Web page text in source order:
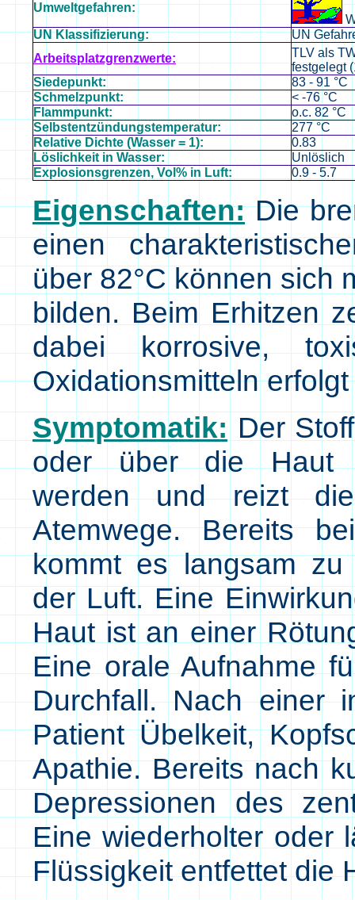
Umweltgefahren:
UN Klassifizierung:
UN
Arbeitsplatzgrenzwerte:
TLV als
festgelegt
Siedepunkt:
83 - 91 °C
Schmelzpunkt:
< -76 °C
Flammpunkt:
o.c. 82 °C
Selbstentzündungstemperatur:
277 °C
Relative Dichte (Wasser = 1):
0.83
Löslichkeit in Wasser:
Unlöslich
Explosionsgrenzen, Vol% in Luft:
0.9 - 5.7
Eigenschaften:Die
einen
über 82°C können sich
bilden. Beim Erhitzen
dabei korrosive,
Oxidationsmitteln
Symptomatik:Der
oder über die Haut
werden und reizt
Atemwege. Bereits
kommt es langsam zu
der Luft. Eine
Haut ist an einer
Eine orale Aufnahme
Durchfall. Nach einer
Patient Übelkeit,
Apathie. Bereits nach
Depressionen des
Eine wiederholter oder
Flüssigkeit entfettet die